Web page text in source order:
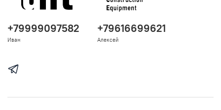
+79999097582
Иван
+79616699621
Алексей